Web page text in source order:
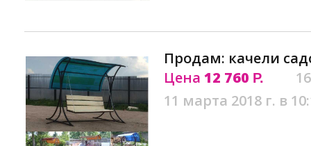
Продам: качели
Цена 12 760 Р.
11 марта 2018 г. в